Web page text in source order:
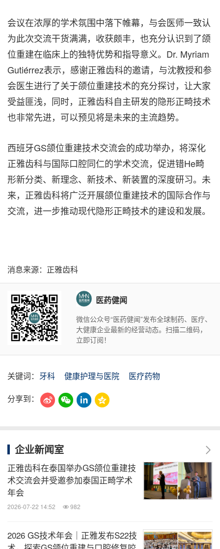
会议在浓厚的学术氛围中落下帷幕，与会医师一致认
为此次交流干货满满，收获颇丰，也充分认识到了颌
位重建在临床上的独特优势和指导意义。Dr. Myriam
Gutiérrez表示，感谢正雅齿科的邀请，与沈教授和参
会医生进行了关于颌位重建技术的充分探讨，让大家
受益匪浅，同时，正雅齿科自主研发的隐形正畸技术
也非常先进，可以预见将是未来的主流趋势。
西班牙GS颌位重建技术交流会的成功举办，将深化
正雅齿科与国际口腔同仁的学术交流，促进错He畸
形新分类、新理念、新技术、新装置的深度研习。未
来，正雅齿科将广泛开展颌位重建技术的国际合作与
交流，进一步推动现代隐形正畸技术的建设和发展。
消息来源：正雅齿科
医药健闻
微信公众号“医药健闻”发布全球制药、医疗、
大健康企业最新的经营动态。扫描二维码，
立即订阅！
关键词： 牙科 健康护理与医院
医疗药物
分享到：
企业新闻室
正雅齿科在泰国举办GS颌位重建技
术交流会并受邀参加泰国正畸学术
年会
2026-07-22 14:52 982
2026 GS技术年会｜正雅发布S22技